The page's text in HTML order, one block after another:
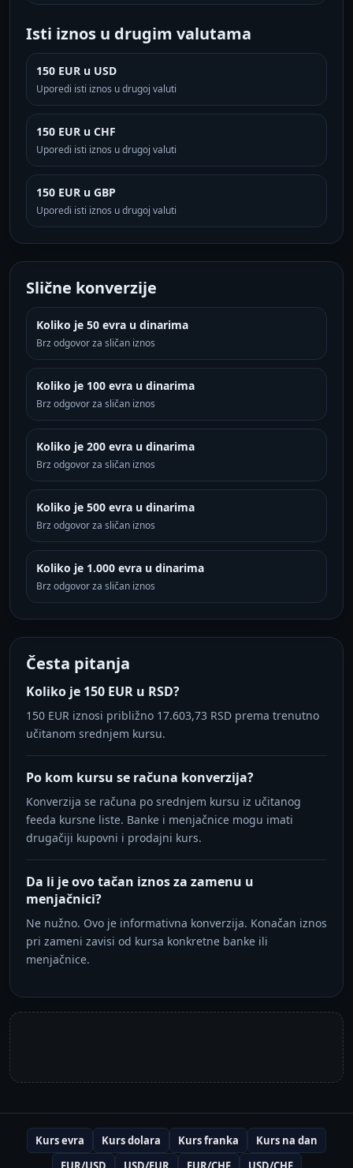
Isti iznos u drugim valutama
150 EUR u USD
Uporedi isti iznos u drugoj valuti
150 EUR u CHF
Uporedi isti iznos u drugoj valuti
150 EUR u GBP
Uporedi isti iznos u drugoj valuti
Slične konverzije
Koliko je 50 evra u dinarima
Brz odgovor za sličan iznos
Koliko je 100 evra u dinarima
Brz odgovor za sličan iznos
Koliko je 200 evra u dinarima
Brz odgovor za sličan iznos
Koliko je 500 evra u dinarima
Brz odgovor za sličan iznos
Koliko je 1.000 evra u dinarima
Brz odgovor za sličan iznos
Česta pitanja
Koliko je 150 EUR u RSD?
150 EUR iznosi približno 17.603,73 RSD prema trenutno
učitanom srednjem kursu.
Po kom kursu se računa konverzija?
Konverzija se računa po srednjem kursu iz učitanog
feeda kursne liste. Banke i menjačnice mogu imati
drugačiji kupovni i prodajni kurs.
Da li je ovo tačan iznos za zamenu u
menjačnici?
Ne nužno. Ovo je informativna konverzija. Konačan iznos
pri zameni zavisi od kursa konkretne banke ili
menjačnice.
Kurs evra Kurs dolara Kurs franka
Kurs na dan